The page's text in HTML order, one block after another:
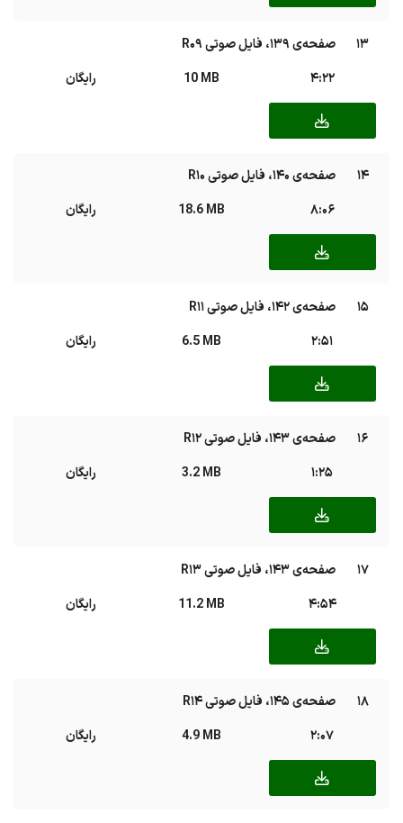
13
صفحه‌ی ۱۳۹، فایل صوتی R09
4:22
10 MB رایگان
14
صفحه‌ی ۱۴۰، فایل صوتی R10
8:06
18.6 MB رایگان
15
صفحه‌ی ۱۴۲، فایل صوتی R11
2:51
6.5 MB رایگان
16
صفحه‌ی ۱۴۳، فایل صوتی R12
1:25
3.2 MB رایگان
17
صفحه‌ی ۱۴۳، فایل صوتی R13
4:54
11.2 MB رایگان
18
صفحه‌ی ۱۴۵، فایل صوتی R14
2:07
4.9 MB رایگان